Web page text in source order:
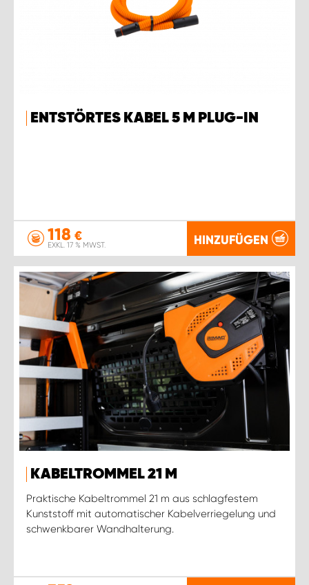
ENTSTÖRTES KABEL 5 M PLUG-IN
118 €
EXKL. 17 % MWST. HINZUFÜGEN
KABELTROMMEL 21 M
Praktische Kabeltrommel 21 m aus schlagfestem
Kunststoff mit automatischer Kabelverriegelung und
schwenkbarer Wandhalterung.